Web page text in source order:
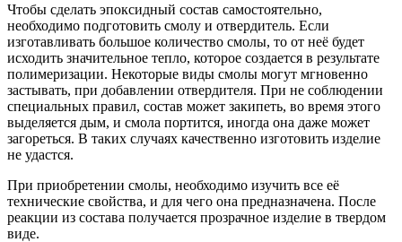
Чтобы сделать эпоксидный состав самостоятельно,
необходимо подготовить смолу и отвердитель. Если
изготавливать большое количество смолы, то от неё будет
исходить значительное тепло, которое создается в результате
полимеризации. Некоторые виды смолы могут мгновенно
застывать, при добавлении отвердителя. При не соблюдении
специальных правил, состав может закипеть, во время этого
выделяется дым, и смола портится, иногда она даже может
загореться. В таких случаях качественно изготовить изделие
не удастся.
При приобретении смолы, необходимо изучить все её
технические свойства, и для чего она предназначена. После
реакции из состава получается прозрачное изделие в твердом
виде.